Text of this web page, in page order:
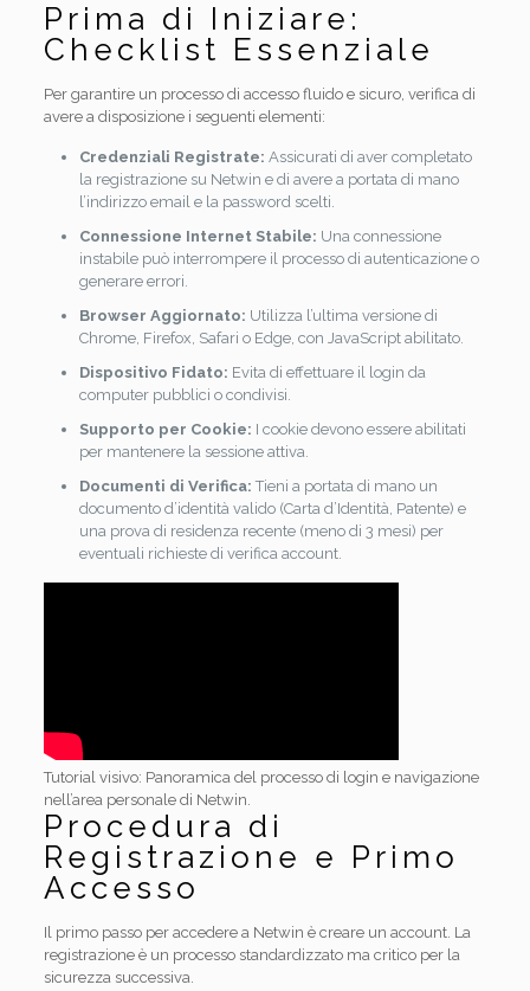
Prima di Iniziare:
Checklist Essenziale
Per garantire un processo di accesso fluido e sicuro, verifica di
avere a disposizione i seguenti elementi:
Credenziali Registrate: Assicurati di aver completato
la registrazione su Netwin e di avere a portata di mano
l’indirizzo email e la password scelti.
Connessione Internet Stabile: Una connessione
instabile può interrompere il processo di autenticazione o
generare errori.
Browser Aggiornato: Utilizza l’ultima versione di
Chrome, Firefox, Safari o Edge, con JavaScript abilitato.
Dispositivo Fidato: Evita di effettuare il login da
computer pubblici o condivisi.
Supporto per Cookie: I cookie devono essere abilitati
per mantenere la sessione attiva.
Documenti di Verifica: Tieni a portata di mano un
documento d’identità valido (Carta d’Identità, Patente) e
una prova di residenza recente (meno di 3 mesi) per
eventuali richieste di verifica account.
Tutorial visivo: Panoramica del processo di login e navigazione
nell’area personale di Netwin.
Procedura di
Registrazione e Primo
Accesso
Il primo passo per accedere a Netwin è creare un account. La
registrazione è un processo standardizzato ma critico per la
sicurezza successiva.